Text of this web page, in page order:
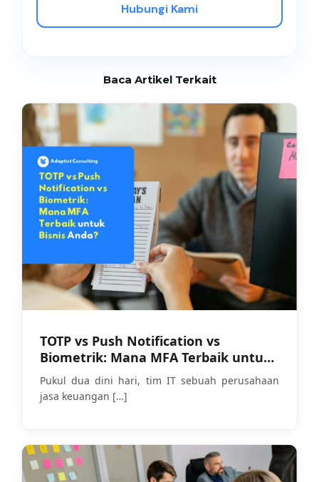
Hubungi Kami
Baca Artikel Terkait
TOTP vs Push Notification vs
Biometrik: Mana MFA Terbaik untuk
Bisnis Anda?
Pukul dua dini hari, tim IT sebuah perusahaan
jasa keuangan […]